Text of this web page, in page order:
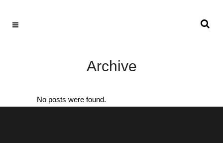
Archive
No posts were found.